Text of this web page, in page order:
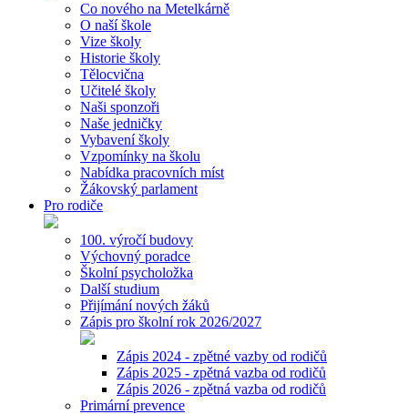
Co nového na Metelkárně
O naší škole
Vize školy
Historie školy
Tělocvična
Učitelé školy
Naši sponzoři
Naše jedničky
Vybavení školy
Vzpomínky na školu
Nabídka pracovních míst
Žákovský parlament
Pro rodiče
100. výročí budovy
Výchovný poradce
Školní psycholožka
Další studium
Přijímání nových žáků
Zápis pro školní rok 2026/2027
Zápis 2024 - zpětné vazby od rodičů
Zápis 2025 - zpětná vazba od rodičů
Zápis 2026 - zpětná vazba od rodičů
Primární prevence